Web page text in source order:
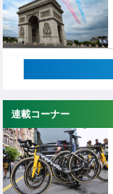
連載コーナー